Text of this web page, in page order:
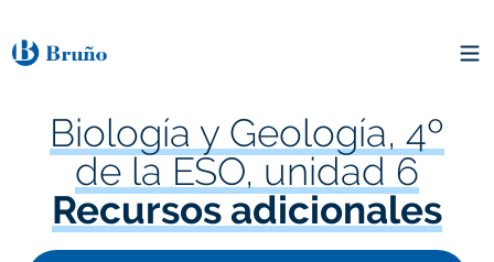
Biología y Geología, 4º
de la ESO, unidad 6
Recursos adicionales